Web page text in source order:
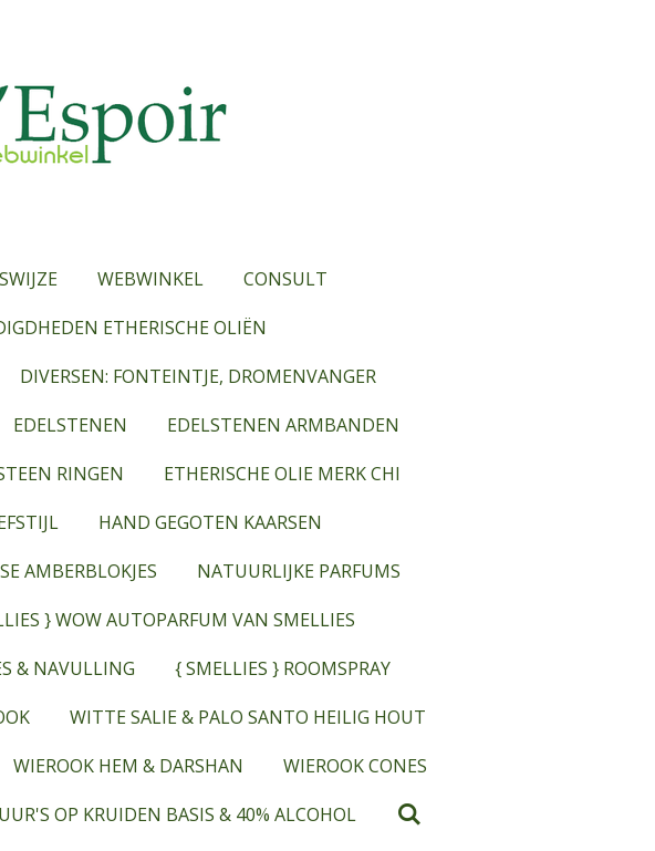
WEBWINKEL
CONSULT
ETHERISCHE OLIËN
DIVERSEN: FONTEINTJE, DROMENVANGER
EDELSTENEN
EDELSTENEN ARMBANDEN
RINGEN
ETHERISCHE OLIE MERK CHI
HAND GEGOTEN KAARSEN
AMBERBLOKJES
NATUURLIJKE PARFUMS
} WOW AUTOPARFUM VAN SMELLIES
& NAVULLING
{ SMELLIES } ROOMSPRAY
WITTE SALIE & PALO SANTO HEILIG HOUT
WIEROOK HEM & DARSHAN
WIEROOK CONES
OP KRUIDEN BASIS & 40% ALCOHOL